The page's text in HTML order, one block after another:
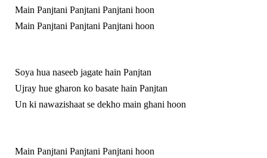
Main Panjtani Panjtani Panjtani hoon
Main Panjtani Panjtani Panjtani hoon
Soya hua naseeb jagate hain Panjtan
Ujray hue gharon ko basate hain Panjtan
Un ki nawazishaat se dekho main ghani hoon
Main Panjtani Panjtani Panjtani hoon